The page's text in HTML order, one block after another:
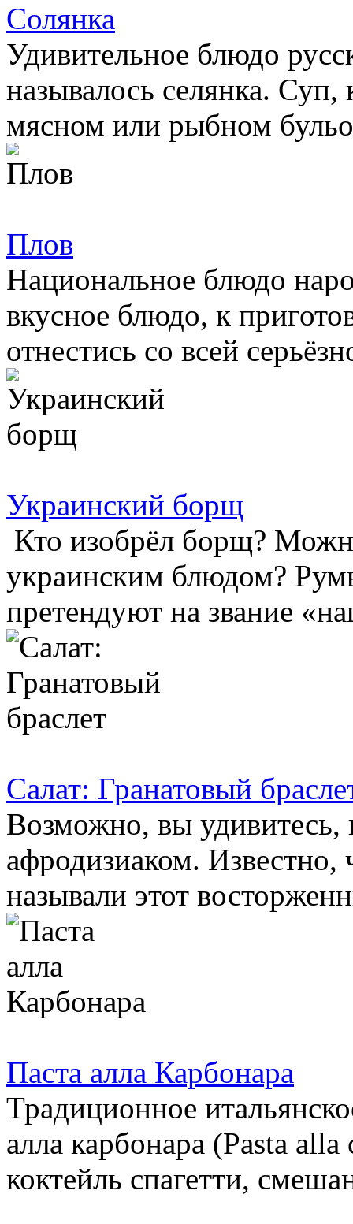
Солянка
Удивительное блюдо
называлось селянка.
мясном или рыбном
Плов
Национальное блюдо
вкусное блюдо, к
отнестись со всей
Украинский борщ
Кто изобрёл борщ?
украинским блюдом?
претендуют на звание
Салат: Гранатовый
Возможно, вы удивитесь,
афродизиаком. Известно,
называли этот
Паста алла Карбонара
Традиционное
алла карбонара (Pasta
коктейль спагетти,